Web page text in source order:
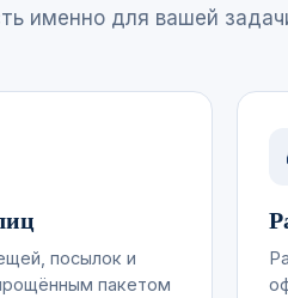
именно для вашей
посылок и
пакетом